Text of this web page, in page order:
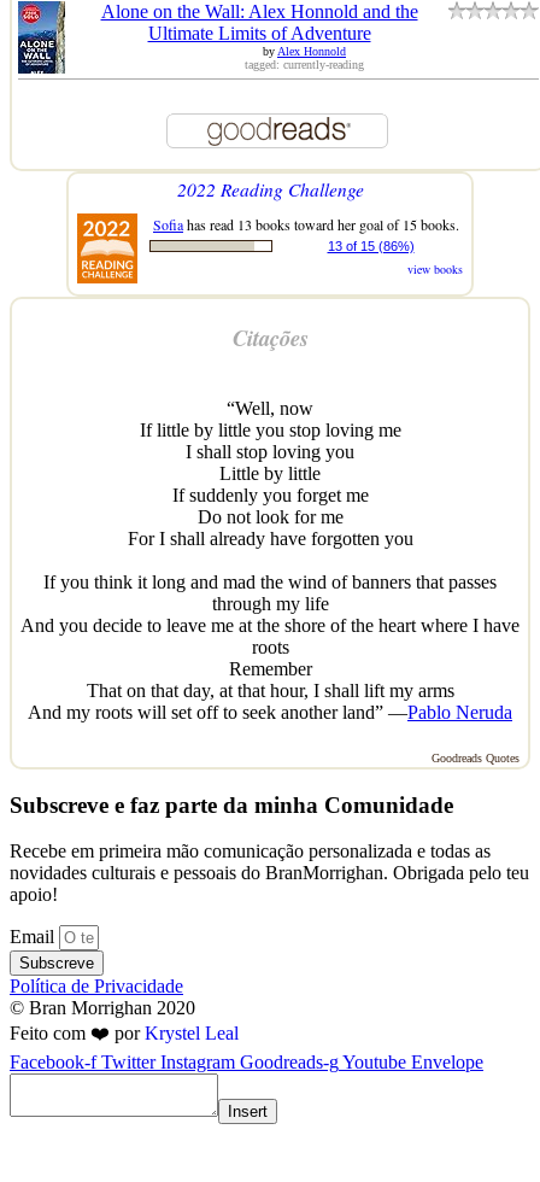
Alone on the Wall: Alex Honnold and the
Ultimate Limits of Adventure
byAlex Honnold
tagged: currently-reading
2022 Reading Challenge
Sofiahas read 13 books toward her goal of 15 books.
13 of 15 (86%)
view books
Citações
“Well, now
If little by little you stop loving me
I shall stop loving you
Little by little
If suddenly you forget me
Do not look for me
For I shall already have forgotten you
If you think it long and mad the wind of banners that passes
through my life
And you decide to leave me at the shore of the heart where I have
roots
Remember
That on that day, at that hour, I shall lift my arms
And my roots will set off to seek another land” —Pablo Neruda
Goodreads Quotes
Subscreve e faz parte da minha Comunidade
Recebe em primeira mão comunicação personalizada e todas as
novidades culturais e pessoais do BranMorrighan. Obrigada pelo teu
apoio!
Email
Subscreve
Política de Privacidade
© Bran Morrighan 2020
Feito com ❤️ porKrystel Leal
Facebook-f Twitter Instagram Goodreads-gYoutube Envelope
Insert